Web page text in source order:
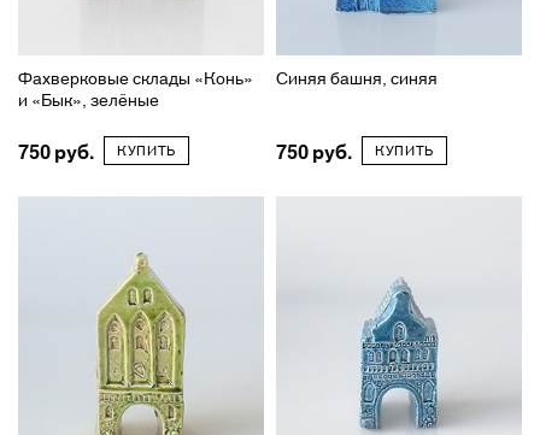
Фахверковые склады «Конь»
и «Бык», зелёные
750 КУПИТЬ
Синяя башня, синяя
750 КУПИТЬ